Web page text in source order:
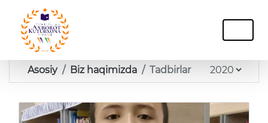
Asosiy Biz haqimizda Tadbirlar